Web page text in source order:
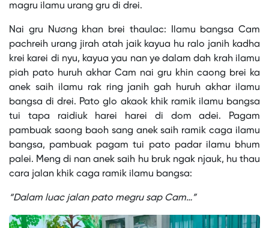
magru ilamu urang gru di drei.
Nai gru Nương khan brei thaulac: Ilamu bangsa Cam
pachreih urang jirah atah jaik kayua hu ralo janih kadha
krei karei di nyu, kayua yau nan ye dalam dah krah ilamu
piah pato huruh akhar Cam nai gru khin caong brei ka
anek saih ilamu rak ring janih gah huruh akhar ilamu
bangsa di drei. Pato glo akaok khik ramik ilamu bangsa
tui tapa raidiuk harei harei di dom adei. Pagam
pambuak saong baoh sang anek saih ramik caga ilamu
bangsa, pambuak pagam tui pato padar ilamu bhum
palei. Meng di nan anek saih hu bruk ngak njauk, hu thau
cara jalan khik caga ramik ilamu bangsa:
“Dalam luac jalan pato megru sap Cam…”